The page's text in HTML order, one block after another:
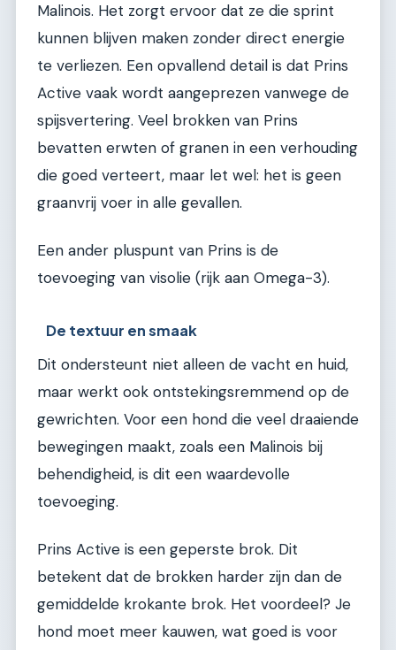
Malinois. Het zorgt ervoor dat ze die sprint
kunnen blijven maken zonder direct energie
te verliezen. Een opvallend detail is dat Prins
Active vaak wordt aangeprezen vanwege de
spijsvertering. Veel brokken van Prins
bevatten erwten of granen in een verhouding
die goed verteert, maar let wel: het is geen
graanvrij voer in alle gevallen.
Een ander pluspunt van Prins is de
toevoeging van visolie (rijk aan Omega-3).
De textuur en smaak
Dit ondersteunt niet alleen de vacht en huid,
maar werkt ook ontstekingsremmend op de
gewrichten. Voor een hond die veel draaiende
bewegingen maakt, zoals een Malinois bij
behendigheid, is dit een waardevolle
toevoeging.
Prins Active is een geperste brok. Dit
betekent dat de brokken harder zijn dan de
gemiddelde krokante brok. Het voordeel? Je
hond moet meer kauwen, wat goed is voor